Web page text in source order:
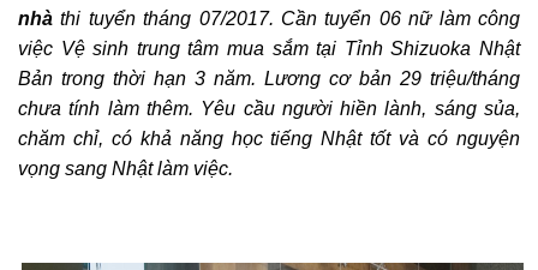
nhà thi tuyển tháng 07/2017. Cần tuyển 06 nữ làm công
việc Vệ sinh trung tâm mua sắm tại Tỉnh Shizuoka Nhật
Bản trong thời hạn 3 năm. Lương cơ bản 29 triệu/tháng
chưa tính làm thêm. Yêu cầu người hiền lành, sáng sủa,
chăm chỉ, có khả năng học tiếng Nhật tốt và có nguyện
vọng sang Nhật làm việc.